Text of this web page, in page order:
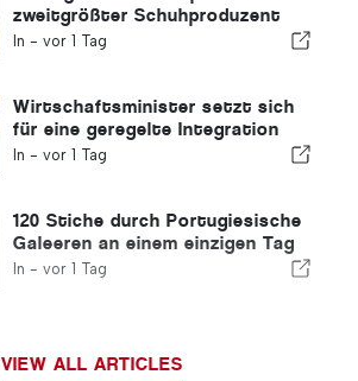
zweitgrößter Schuhproduzent
Europas
In - vor 1 Tag
Wirtschaftsminister setzt sich
für eine geregelte Integration
ein und garantiert Einwanderern
In - vor 1 Tag
120 Stiche durch Portugiesische
Galeeren an einem einzigen Tag
verzeichnet
In - vor 1 Tag
VIEW ALL ARTICLES